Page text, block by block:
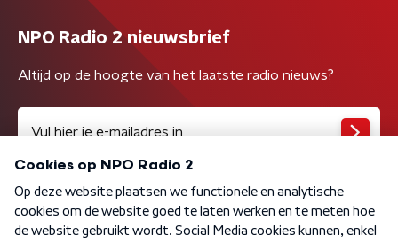
NPO Radio 2 nieuwsbrief
Altijd op de hoogte van het laatste radio nieuws?